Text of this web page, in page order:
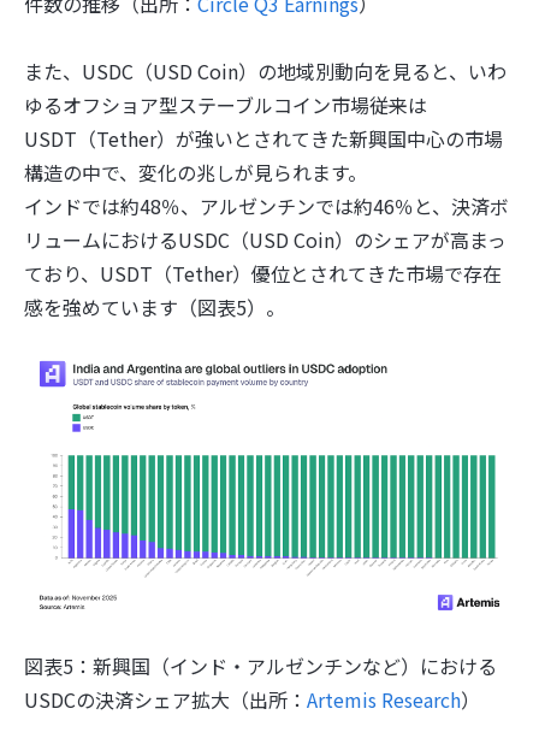
また、USDC（USD Coin）の地域別動向を見ると、いわ
ゆるオフショア型ステーブルコイン市場――従来は
USDT（Tether）が強いとされてきた新興国中心の市場
構造の中で、変化の兆しが見られます。
インドでは約48％、アルゼンチンでは約46％と、決済ボ
リュームにおけるUSDC（USD Coin）のシェアが高まっ
ており、USDT（Tether）優位とされてきた市場で存在
感を強めています（図表5）。
図表5：新興国（インド・アルゼンチンなど）における
USDCの決済シェア拡大（出所： Artemis Research）